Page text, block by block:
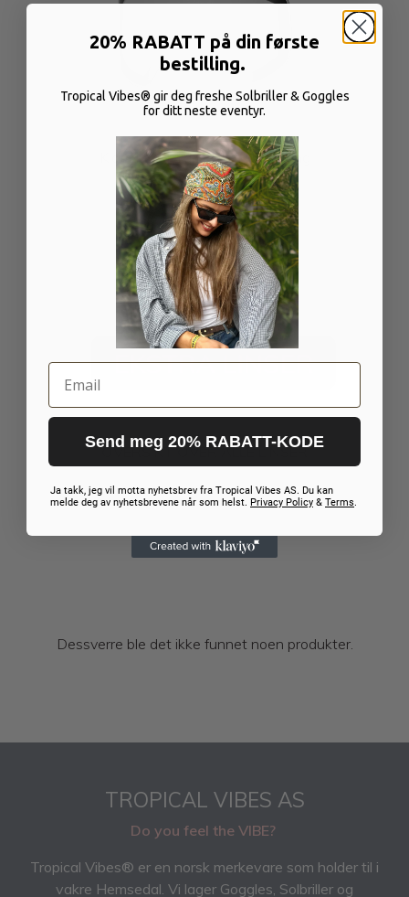
Klar Linse | Tåke & Kveldskjøring
VLT: 92%
Helt klar linse
Ingen coating
OVERSIKT OVER ALLE LINSER
Dessverre ble det ikke funnet noen produkter.
TROPICAL VIBES AS
Do you feel the VIBE?
Tropical Vibes® er en norsk merkevare som holder til i
vakre Hemsedal. Vi lager Goggles, Solbriller og
20% RABATT på din første
bestilling.
Tropical Vibes® gir deg freshe Solbriller & Goggles
for ditt neste eventyr.
Email
Send meg 20% RABATT-KODE
Ja takk, jeg vil motta nyhetsbrev fra Tropical Vibes AS. Du kan
melde deg av nyhetsbrevene når som helst. Privacy Policy & Terms.